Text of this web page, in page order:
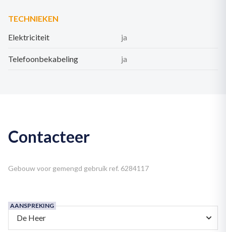
TECHNIEKEN
Elektriciteit
ja
Telefoonbekabeling ja
Contacteer
Gebouw voor gemengd gebruik ref. 6284117
De Heer
AANSPREKING